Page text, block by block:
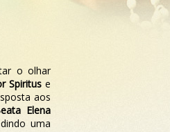
o olhar
Spiritus e
aos
Elena
uma